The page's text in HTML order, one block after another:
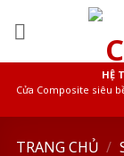
HỆ
Cửa Composite siêu
TRANG CHỦ /